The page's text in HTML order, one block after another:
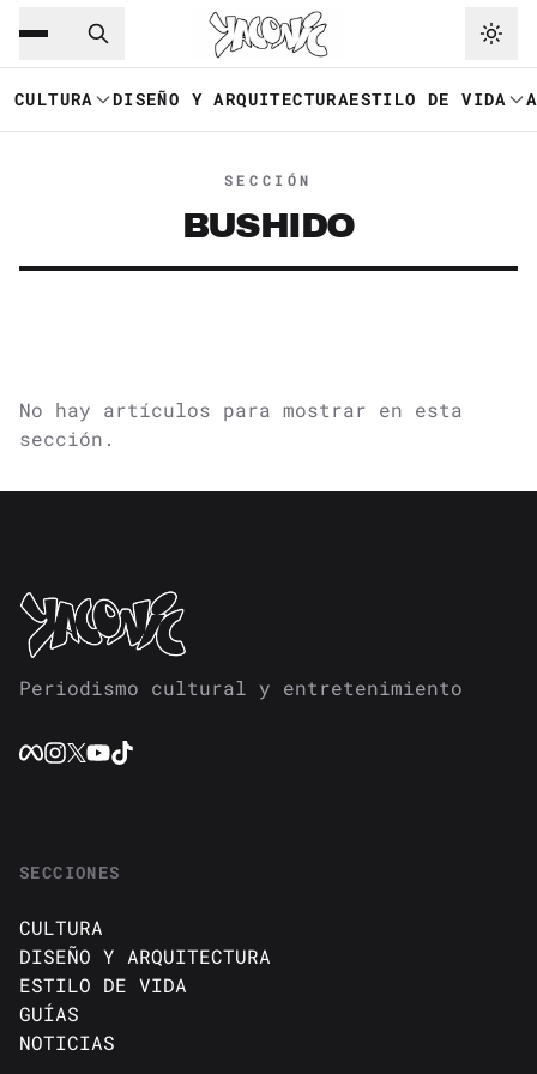
Saltar al contenido principal
CULTURA DISEÑO Y ARQUITECTURAESTILO DE VIDA
SECCIÓN
BUSHIDO
No hay artículos para mostrar en esta
sección.
Periodismo cultural y entretenimiento
SECCIONES
CULTURA
DISEÑO Y ARQUITECTURA
ESTILO DE VIDA
GUÍAS
NOTICIAS